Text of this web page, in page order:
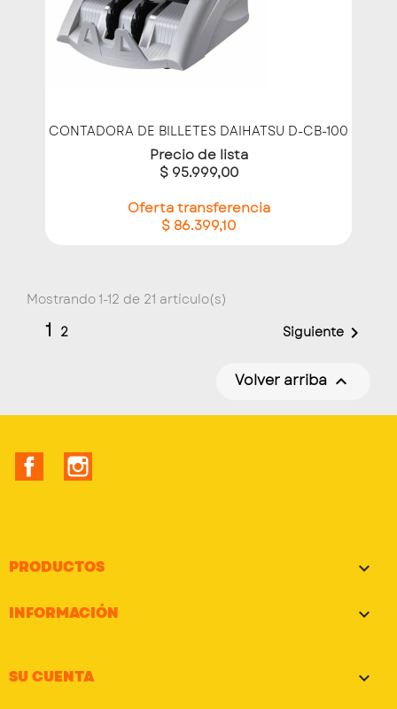
CONTADORA DE BILLETES DAIHATSU D-CB-100
Precio de lista
$ 95.999,00
Oferta transferencia
$ 86.399,10
Mostrando 1-12 de 21 artículo(s)
1 2 Siguiente 
Volver arriba 
Facebook
PRODUCTOS 
INFORMACIÓN 
SU CUENTA 